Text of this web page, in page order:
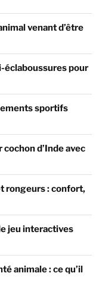
venant d’être
éclaboussures pour
sportifs
d’Inde avec
rongeurs : confort,
jeu interactives
animale : ce qu’il